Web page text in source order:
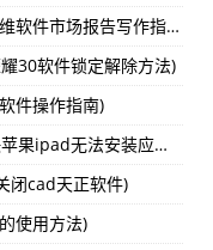
运维软件市场报告怎么写(运维软件市场报告写作指南)
30软件锁定解除方法)
件操作指南)
苹果ipad怎么信任软件(解决苹果ipad无法安装应用问题的方法)
闭cad天正软件)
使用方法)